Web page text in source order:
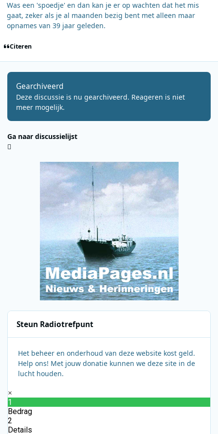
Was een 'spoedje' en dan kan je er op wachten dat het mis
gaat, zeker als je al maanden bezig bent met alleen maar
opnames van 39 jaar geleden.
Citeren
Gearchiveerd
Deze discussie is nu gearchiveerd. Reageren is niet
meer mogelijk.
Ga naar discussielijst
Steun Radiotrefpunt
Het beheer en onderhoud van deze website kost geld.
Help ons! Met jouw donatie kunnen we deze site in de
lucht houden.